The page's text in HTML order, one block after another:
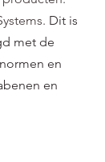
Dit is
met de
en
en